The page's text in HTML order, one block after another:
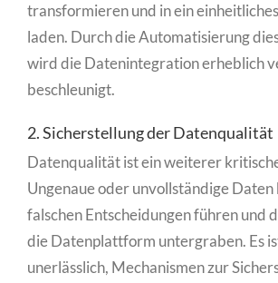
transformieren und in ein
laden. Durch die Automatisierung
wird die Datenintegration erheblich
beschleunigt.
2. Sicherstellung der Datenqualität
Datenqualität ist ein weiterer
Ungenaue oder unvollständige Daten
falschen Entscheidungen führen und
die Datenplattform untergraben. Es
unerlässlich, Mechanismen zur